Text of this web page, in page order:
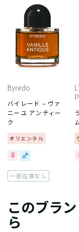
Byredo
バイレード – ヴァ
ニーユ アンティー
ク
オリエンタル
一部在庫なし
このブラ
ら